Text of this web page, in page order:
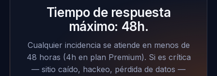
Tiempo de respuesta
máximo: 48h.
Cualquier incidencia se atiende en menos de
48 horas (4h en plan Premium). Si es crítica
— sitio caído, hackeo, pérdida de datos —